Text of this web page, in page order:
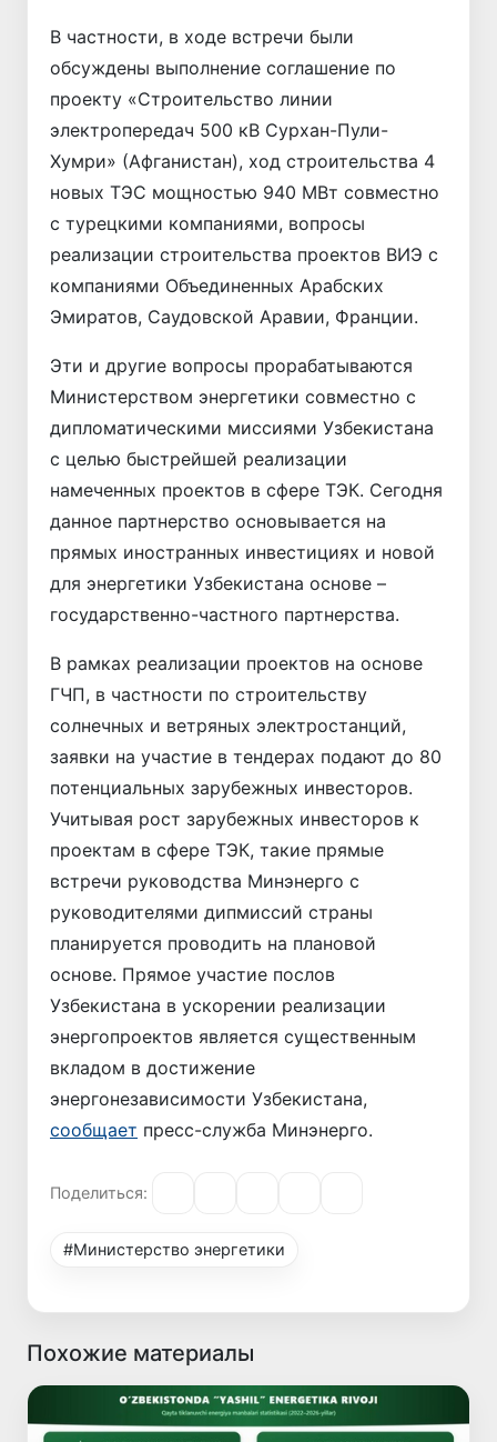
В частности, в ходе встречи были
обсуждены выполнение соглашение по
проекту «Строительство линии
электропередач 500 кВ Сурхан-Пули-
Хумри» (Афганистан), ход строительства 4
новых ТЭС мощностью 940 МВт совместно
с турецкими компаниями, вопросы
реализации строительства проектов ВИЭ с
компаниями Объединенных Арабских
Эмиратов, Саудовской Аравии, Франции.
Эти и другие вопросы прорабатываются
Министерством энергетики совместно с
дипломатическими миссиями Узбекистана
с целью быстрейшей реализации
намеченных проектов в сфере ТЭК. Сегодня
данное партнерство основывается на
прямых иностранных инвестициях и новой
для энергетики Узбекистана основе –
государственно-частного партнерства.
В рамках реализации проектов на основе
ГЧП, в частности по строительству
солнечных и ветряных электростанций,
заявки на участие в тендерах подают до 80
потенциальных зарубежных инвесторов.
Учитывая рост зарубежных инвесторов к
проектам в сфере ТЭК, такие прямые
встречи руководства Минэнерго с
руководителями дипмиссий страны
планируется проводить на плановой
основе. Прямое участие послов
Узбекистана в ускорении реализации
энергопроектов является существенным
вкладом в достижение
энергонезависимости Узбекистана,
сообщает пресс-служба Минэнерго.
Поделиться:
#Министерство энергетики
Похожие материалы